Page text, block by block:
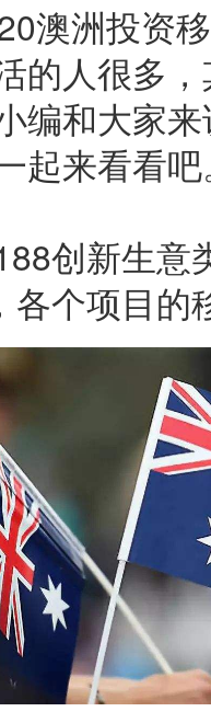
澳洲投资
的人很多
编和大家
起来看看
创新生
各个项目的